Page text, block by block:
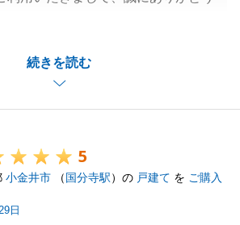
続きを読む
、買主様互いに良い結果になったと
メントをいただけるよう尽力いたし
5
小金井市 （国分寺駅）の 戸建て を ご購入
日